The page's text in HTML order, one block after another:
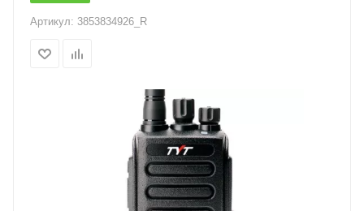
Артикул: 3853834926_R